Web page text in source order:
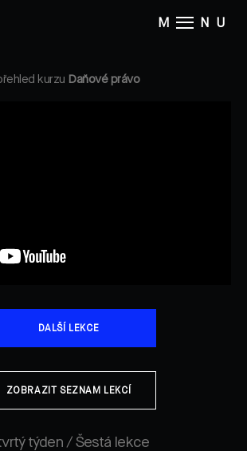
M NU
kurzu Daňové právo
DALŠÍ LEKCE
ZOBRAZIT SEZNAM LEKCÍ
týden / Šestá lekce